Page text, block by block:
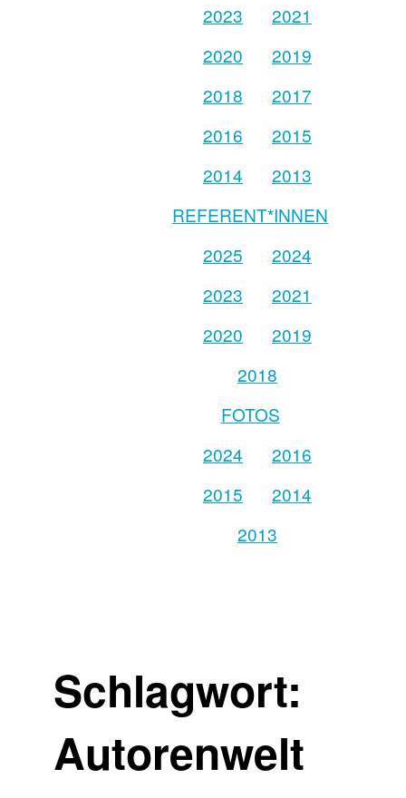
2023
2021
2020
2019
2018
2017
2016
2015
2014
2013
REFERENT*INNEN
2025
2024
2023
2021
2020
2019
2018
FOTOS
2024
2016
2015
2014
2013
Schlagwort:
Autorenwelt